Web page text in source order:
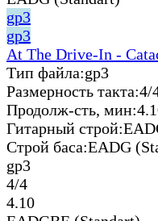
gp3
gp3
At The Drive-In -
Тип файла:gp3
Размерность такта:4/
Продолж-сть, мин:
Гитарный строй:
Строй баса:EADG
gp3
4/4
4.10